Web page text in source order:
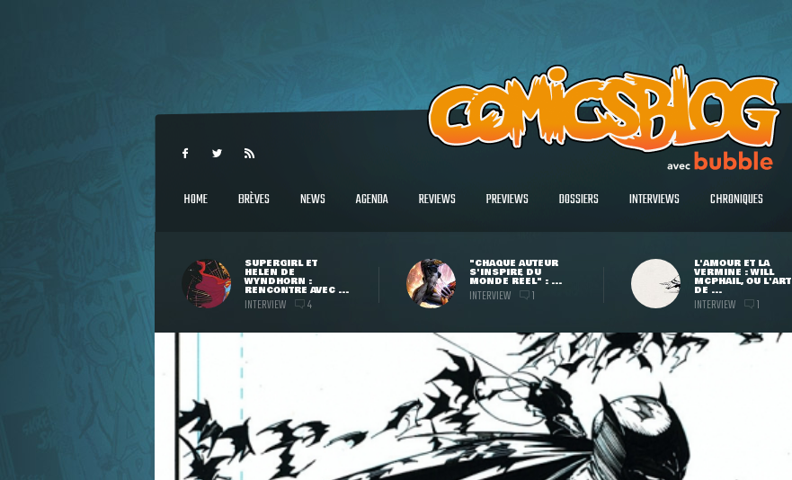
HOME BRÈVES NEWS AGENDA REVIEWS PREVIEWS DOSSIERS INTERVIEWS CHRONIQUES
SUPERGIRL ET
HELEN DE
WYNDHORN :
RENCONTRE AVEC ...
INTERVIEW 4
"CHAQUE AUTEUR
S'INSPIRE DU
MONDE RÉEL" : ...
INTERVIEW 1
L'AMOUR ET LA
VERMINE : WILL
MCPHAIL, OU L'ART
DE ...
INTERVIEW 1